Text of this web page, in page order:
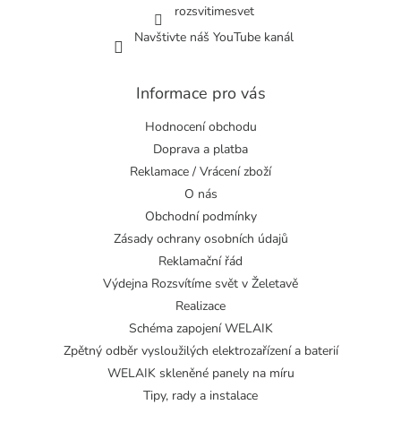
rozsvitimesvet
Navštivte náš YouTube kanál
Informace pro vás
Hodnocení obchodu
Doprava a platba
Reklamace / Vrácení zboží
O nás
Obchodní podmínky
Zásady ochrany osobních údajů
Reklamační řád
Výdejna Rozsvítíme svět v Želetavě
Realizace
Schéma zapojení WELAIK
Zpětný odběr vysloužilých elektrozařízení a baterií
WELAIK skleněné panely na míru
Tipy, rady a instalace